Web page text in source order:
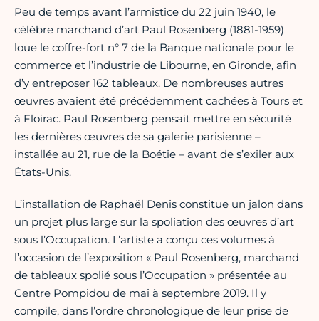
Peu de temps avant l’armistice du 22 juin 1940, le
célèbre marchand d’art Paul Rosenberg (1881-1959)
loue le coffre-fort n° 7 de la Banque nationale pour le
commerce et l’industrie de Libourne, en Gironde, afin
d’y entreposer 162 tableaux. De nombreuses autres
œuvres avaient été précédemment cachées à Tours et
à Floirac. Paul Rosenberg pensait mettre en sécurité
les dernières œuvres de sa galerie parisienne –
installée au 21, rue de la Boétie – avant de s’exiler aux
États-Unis.
L’installation de Raphaël Denis constitue un jalon dans
un projet plus large sur la spoliation des œuvres d’art
sous l’Occupation. L’artiste a conçu ces volumes à
l’occasion de l’exposition « Paul Rosenberg, marchand
de tableaux spolié sous l’Occupation » présentée au
Centre Pompidou de mai à septembre 2019. Il y
compile, dans l’ordre chronologique de leur prise de